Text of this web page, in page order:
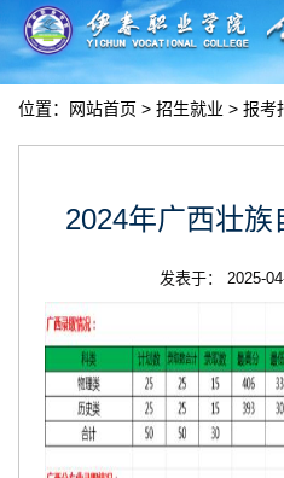
位置： 网站首页 > 招生就业 > 报考
2024年广西壮
发表于： 2025-